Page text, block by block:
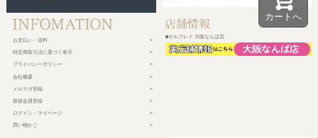
カートへ
お支払い・送料
特定商取引法に基づく表示
プライバシーポリシー
会社概要
メルマガ登録
新規会員登録
ログイン・マイページ
買い物かご
■セルフレイ 大阪なんば店